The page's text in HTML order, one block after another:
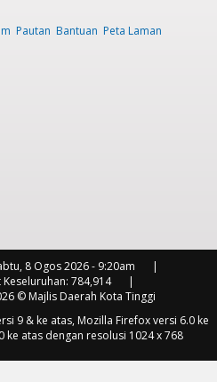
Pautan Bantuan Peta Laman
8 Ogos 2026 - 9:20am
Keseluruhan: 784,914
© Majlis Daerah Kota Tinggi
9 & ke atas, Mozilla Firefox versi 6.0 ke
ke atas dengan resolusi 1024 x 768